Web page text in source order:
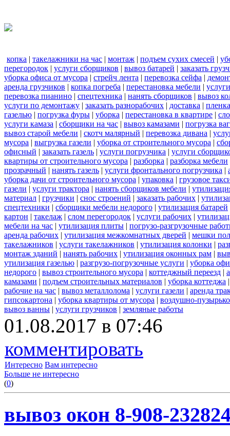
копка | такелажники на час | монтаж | подъем сухих смесей |
перегородок | услуги сборщиков | вывоз батарей | заказать
уборка офиса от мусора | стрейч лента | перевозка сейфа |
аренда грузчиков | копка погреба | перестановка мебели |
перевозка пианино | спецтехника | нанять сборщиков | вывоз
услуги по демонтажу | заказать разнорабочих | доставка | пленка
газелью | погрузка фуры | уборка | перестановка в квартире |
услуги камаза | сборщики на час | вывоз камазами | погрузка
вывоз старой мебели | скотч малярный | перевозка дивана |
мусора | выгрузка газели | уборка от строительного мусора |
офисный | заказать газель | услуги погрузчика | услуги
квартиры от строительного мусора | разборка | разборка мебели
прозрачный | нанять газель | услуги фронтального погрузчика |
уборка дачи от строительного мусора | упаковка | грузовое
газели | услуги трактора | нанять сборщиков мебели |
материал | грузчики | снос строений | заказать рабочих |
спецтехники | сборщики мебели недорого | утилизация батарей
картон | такелаж | слом перегородок | услуги рабочих |
мебели на час | утилизация плиты | погрузо-разгрузочные
аренда рабочих | утилизация межкомнатных дверей | мешки
такелажников | услуги такелажников | утилизация колонки |
монтаж зданий | нанять рабочих | утилизация оконных рам |
утилизация газелью | разгрузо-погрузочные услуги | уборка
недорого | вывоз строительного мусора | коттеджный переезд |
камазами | подъем строительных материалов | уборка коттеджа
рабочие на час | вывоз металлолома | услуги газели | аренда
гипсокартона | уборка квартиры от мусора | воздушно-
вывоз ванны | услуги грузчиков | земляные работы
01.08.2017 в 07:46
комментировать
Интересно Вам интересно
Больше не интересно
(0)
вывоз окон 8-908-